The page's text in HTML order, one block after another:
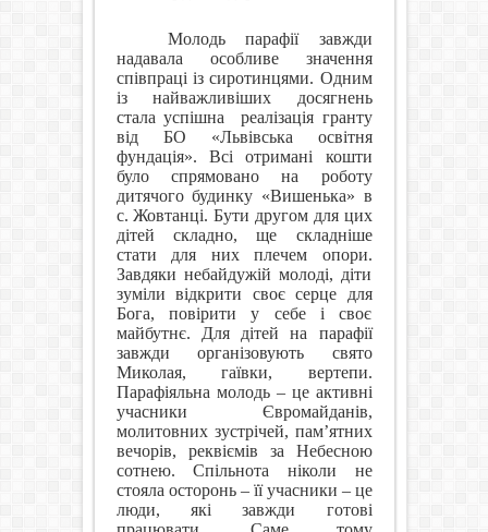
Молодь парафії завжди
надавала особливе значення
співпраці із сиротинцями. Одним
із найважливіших досягнень
стала успішна
реалізація гранту
від БО «Львівська освітня
фундація». Всі отримані кошти
було спрямовано на роботу
дитячого будинку «Вишенька» в
с. Жовтанці. Бути другом для цих
дітей складно, ще складніше
стати для них плечем опори.
Завдяки небайдужій молоді, діти
зуміли відкрити своє серце для
Бога, повірити у себе і своє
майбутнє. Для дітей на парафії
завжди організовують свято
Миколая, гаївки, вертепи.
Парафіяльна молодь – це активні
учасники Євромайданів,
молитовних зустрічей, пам’ятних
вечорів, реквіємів за Небесною
сотнею. Спільнота ніколи не
стояла осторонь – її учасники – це
люди, які завжди готові